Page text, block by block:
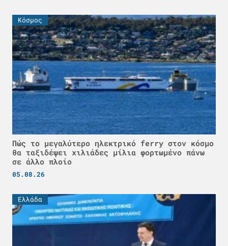
Κόσμος
Πώς το μεγαλύτερο ηλεκτρικό ferry στον κόσμο
θα ταξιδέψει χιλιάδες μίλια φορτωμένο πάνω
σε άλλο πλοίο
05.08.26
Ελλάδα